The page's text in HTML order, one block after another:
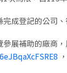
成登記的公司
展補助的廠商